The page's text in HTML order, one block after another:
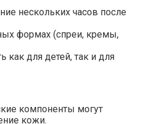
нескольких часов после
формах (спреи, кремы,
как для детей, так и для
компоненты могут
кожи.